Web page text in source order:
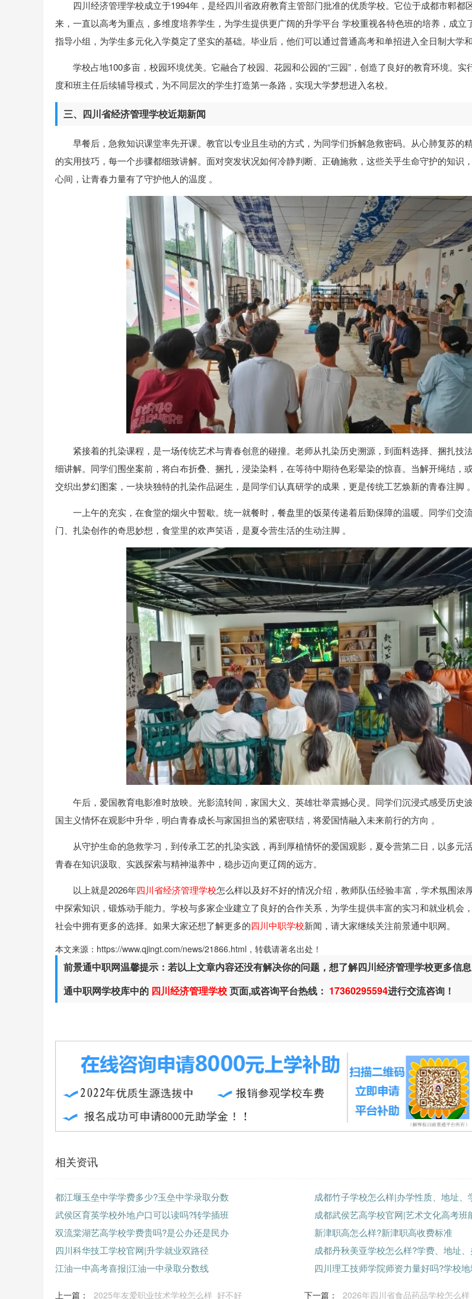
四川经济管理学校成立于1994年，是经四川省政府教育主管部门批准的优质学校。它位于成都市郫都
来，一直以高考为重点，多维度培养学生，为学生提供更广阔的升学平台 学校重视各特色班的培养，成立
指导小组，为学生多元化入学奠定了坚实的基础。毕业后，他们可以通过普通高考和单招进入全日制大学和
学校占地100多亩，校园环境优美。它融合了校园、花园和公园的“三园”，创造了良好的教育环境。实
度和班主任后续辅导模式，为不同层次的学生打造第一条路，实现大学梦想进入名校。
三、四川省经济管理学校近期新闻
早餐后，急救知识课堂率先开课。教官以专业且生动的方式，为同学们拆解急救密码。从心肺复苏的
的实用技巧，每一个步骤都细致讲解。面对突发状况如何冷静判断、正确施救，这些关乎生命守护的知识
心间，让青春力量有了守护他人的温度 。
紧接着的扎染课程，是一场传统艺术与青春创意的碰撞。老师从扎染历史溯源，到面料选择、捆扎技
细讲解。同学们围坐案前，将白布折叠、捆扎，浸染染料，在等待中期待色彩晕染的惊喜。当解开绳结，
交织出梦幻图案，一块块独特的扎染作品诞生，是同学们认真研学的成果，更是传统工艺焕新的青春注脚 。
一上午的充实，在食堂的烟火中暂歇。统一就餐时，餐盘里的饭菜传递着后勤保障的温暖。同学们交
门、扎染创作的奇思妙想，食堂里的欢声笑语，是夏令营生活的生动注脚 。
午后，爱国教育电影准时放映。光影流转间，家国大义、英雄壮举震撼心灵。同学们沉浸式感受历史
国主义情怀在观影中升华，明白青春成长与家国担当的紧密联结，将爱国情融入未来前行的方向 。
从守护生命的急救学习，到传承工艺的扎染实践，再到厚植情怀的爱国观影，夏令营第二日，以多元
青春在知识汲取、实践探索与精神滋养中，稳步迈向更辽阔的远方。
以上就是2026年四川省经济管理学校怎么样以及好不好的情况介绍，教师队伍经验丰富，学术氛围浓
中探索知识，锻炼动手能力。学校与多家企业建立了良好的合作关系，为学生提供丰富的实习和就业机会
社会中拥有更多的选择。如果大家还想了解更多的四川中职学校新闻，请大家继续关注前景通中职网。
本文来源：https://www.qjingt.com/news/21866.html，转载请著名出处！
前景通中职网温馨提示：若以上文章内容还没有解决你的问题，想了解四川经济管理学校更多信
通中职网学校库中的 四川经济管理学校页面,或咨询平台热线： 17360295594进行交流咨询！
相关资讯
都江堰玉垒中学学费多少?玉垒中学录取分数
成都竹子学校怎么样|办学性质、地址、
武侯区育英学校外地户口可以读吗?转学插班
成都武侯艺高学校官网|艺术文化高考班
双流棠湖艺高学校学费贵吗?是公办还是民办
新津职高怎么样?新津职高收费标准
四川科华技工学校官网|升学就业双路径
成都丹秋美亚学校怎么样?学费、地址
江油一中高考喜报|江油一中录取分数线
四川理工技师学院师资力量好吗?学校
上一篇： 2025年友爱职业技术学校怎么样_好不好 下一篇： 2026年四川省食品药品学校怎么